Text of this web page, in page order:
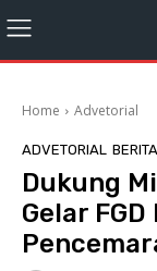
Home Advetorial
ADVETORIAL
Dukung
Gelar